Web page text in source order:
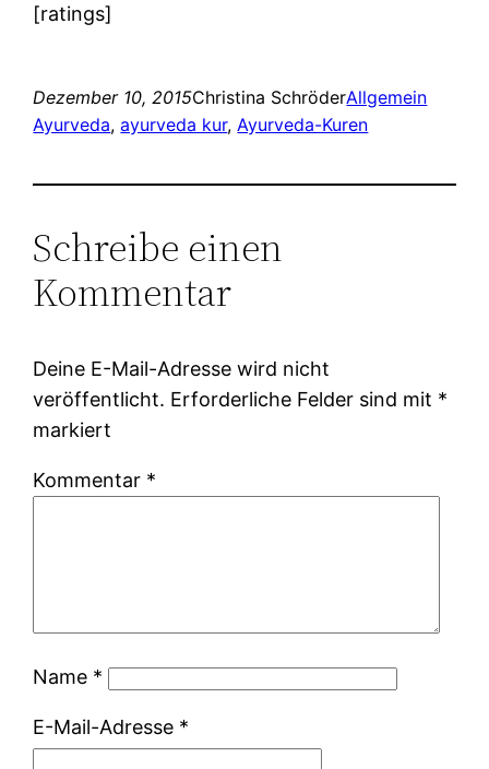
[ratings]
Dezember 10, 2015Christina SchröderAllgemein
Ayurveda, ayurveda kur, Ayurveda-Kuren
Schreibe einen
Kommentar
Deine E-Mail-Adresse wird nicht
veröffentlicht. Erforderliche Felder sind mit *
markiert
Kommentar *
Name *
E-Mail-Adresse *